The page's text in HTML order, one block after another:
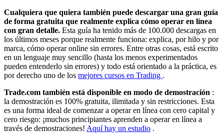
Cualquiera que quiera también puede descargar una gran guía
de forma gratuita que realmente explica cómo operar en línea
con gran detalle. Esta guía ha tenido más de 100.000 descargas en
los últimos meses porque realmente funciona: explica, por hilo y por
marca, cómo operar online sin errores. Entre otras cosas, está escrito
en un lenguaje muy sencillo (hasta los menos experimentados
pueden entenderlo sin errores) y todo está orientado a la práctica, es
por derecho uno de los mejores cursos en Trading .
Trade.com también está disponible en modo de demostración :
la demostración es 100% gratuita, ilimitada y sin restricciones. Esta
es una forma ideal de comenzar a operar en línea con cero capital y
cero riesgo: ¡muchos principiantes aprenden a operar en línea a
través de demostraciones! Aquí hay un estudio .